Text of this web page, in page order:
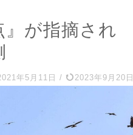
が指摘され
年5月11日 / 2023年9月20日